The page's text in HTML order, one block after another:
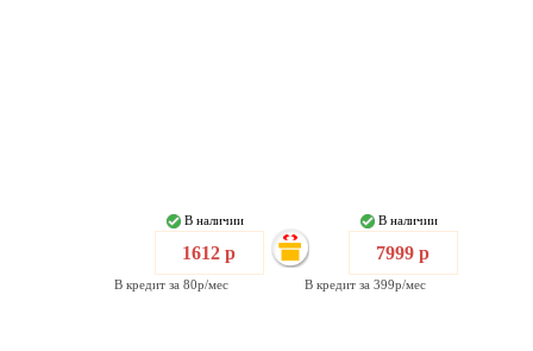
В наличии
1612 р
В кредит за 80р/мес
В наличии
7999 р
В кредит за 399р/мес